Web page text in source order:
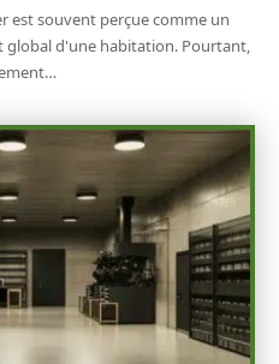
est souvent perçue comme un
global d'une habitation. Pourtant,
…